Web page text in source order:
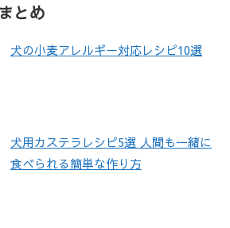
とめ
犬の小麦アレルギー対応レシピ10選
犬用カステラレシピ5選 人間も一緒に
食べられる簡単な作り方